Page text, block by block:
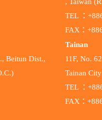
Beitun Dist.,
TEL ：
FAX：
Tainan
11F, No.
Tainan
TEL ：
FAX：